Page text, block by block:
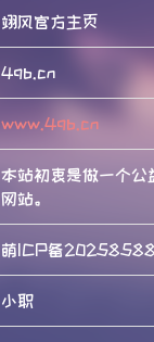
翊风官方主页
4qb.cn
www.4qb.cn
本站初衷是做一个公
网站。
萌ICP备
小职